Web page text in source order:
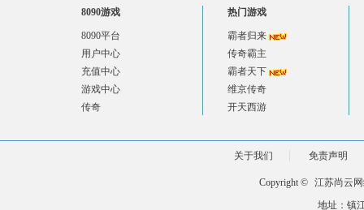
8090游戏
8090平台
用户中心
充值中心
游戏中心
传奇
热门游戏
霸者归来
传奇霸主
霸者天下
维京传奇
开天西游
关于我们 免责声明
Copyright © 江苏尚云
地址：镇